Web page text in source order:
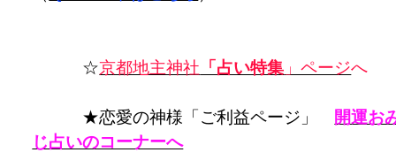
☆京都地主神社 「占い特集 」ページへ
★恋愛の神様「ご利益ページ」
開運お
じ占いのコーナーへ